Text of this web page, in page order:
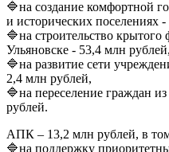
🔷на создание комфортной
и исторических поселениях
🔷на строительство крытого
Ульяновске - 53,4 млн рублей,
🔷на развитие сети
2,4 млн рублей,
🔷на переселение граждан
рублей.
АПК – 13,2 млн рублей, в
🔷на поддержку